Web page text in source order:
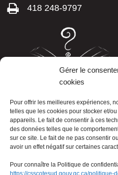
Gérer le
cookies
Pour offrir les meilleures expériences,
telles que les cookies pour stocker et/
appareils. Le fait de consentir à ces
des données telles que le
sur ce site. Le fait de ne pas consentir
avoir un effet négatif sur certaines
Pour connaître la Politique de
https://csscotesud.gouv.qc.ca/politique-
418 248-9797
LISTE